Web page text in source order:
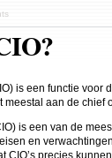
is een functie
aan de chief
is een van de
en
CIO’s precies